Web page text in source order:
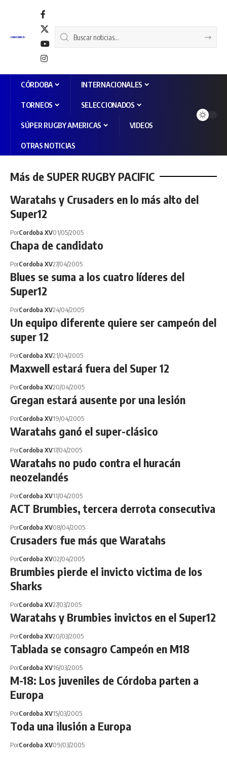
CÓRDOBA INTERNACIONALES
TORNEOS SELECCIONADOS
SÚPER RUGBY AMERICAS VIDEOS
OTRAS NOTICIAS
Más de SUPER RUGBY PACIFIC
Waratahs y Crusaders en lo más alto del
Super12
PorCordoba XV01/05/2005
Chapa de candidato
PorCordoba XV27/04/2005
Blues se suma a los cuatro líderes del
Super12
PorCordoba XV24/04/2005
Un equipo diferente quiere ser campeón del
super 12
PorCordoba XV21/04/2005
Maxwell estará fuera del Super 12
PorCordoba XV20/04/2005
Gregan estará ausente por una lesión
PorCordoba XV19/04/2005
Waratahs ganó el super-clásico
PorCordoba XV17/04/2005
Waratahs no pudo contra el huracán
neozelandés
PorCordoba XV11/04/2005
ACT Brumbies, tercera derrota consecutiva
PorCordoba XV08/04/2005
Crusaders fue más que Waratahs
PorCordoba XV02/04/2005
Brumbies pierde el invicto victima de los
Sharks
PorCordoba XV27/03/2005
Waratahs y Brumbies invictos en el Super12
PorCordoba XV20/03/2005
Tablada se consagro Campeón en M18
PorCordoba XV16/03/2005
M-18: Los juveniles de Córdoba parten a
Europa
PorCordoba XV15/03/2005
Toda una ilusión a Europa
PorCordoba XV09/03/2005